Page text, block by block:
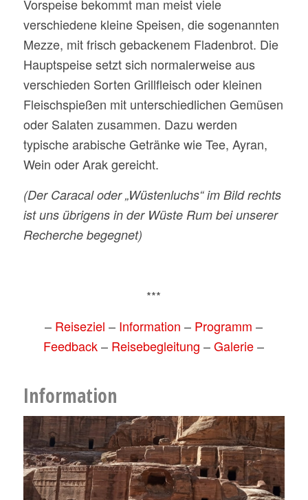
Vorspeise bekommt man meist viele
verschiedene kleine Speisen, die sogenannten
Mezze, mit frisch gebackenem Fladenbrot. Die
Hauptspeise setzt sich normalerweise aus
verschieden Sorten Grillfleisch oder kleinen
Fleischspießen mit unterschiedlichen Gemüsen
oder Salaten zusammen. Dazu werden
typische arabische Getränke wie Tee, Ayran,
Wein oder Arak gereicht.
(Der Caracal oder „Wüstenluchs“ im Bild rechts
ist uns übrigens in der Wüste Rum bei unserer
Recherche begegnet)
***
– Reiseziel – Information – Programm –
Feedback– Reisebegleitung –Galerie–
Information